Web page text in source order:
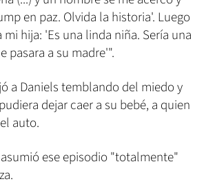
en paz. Olvida la historia'. Luego
hija: 'Es una linda niña. Sería una
pasara a su madre'".
a Daniels temblando del miedo y
dejar caer a su bebé, a quien
auto.
ese episodio "totalmente"